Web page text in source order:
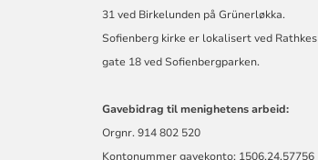
31 ved Birkelunden på Grünerløkka.
Sofienberg kirke er lokalisert ved Rathkes
gate 18 ved Sofienbergparken.
Gavebidrag til menighetens arbeid:
Orgnr. 914 802 520
Kontonummer gavekonto: 1506.24.57756